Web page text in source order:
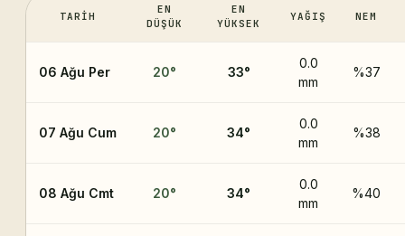
TARIH
EN
DÜŞÜK
EN
YÜKSEK
YAĞIŞ NEM
06 Ağu Per 20° 33°
0.0
mm
%37
07 Ağu Cum 20° 34°
0.0
mm
%38
08 Ağu Cmt 20° 34°
0.0
mm
%40